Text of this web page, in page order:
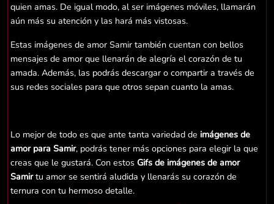
quien amas. De igual modo, al ser imágenes móviles, llamarán
aún más su atención y las hará más vistosas.
Estas imágenes de amor Samir también cuentan con bellos
mensajes de amor que llenarán de alegría el corazón de tu
amada. Además, las podrás descargar o compartir a través de
sus redes sociales para que otros sepan cuanto la amas.
Lo mejor de todo es que ante tanta variedad de imágenes de
amor para Samir, podrás tener más opciones para elegir la que
creas que le gustará. Con estos Gifs de imágenes de amor
Samirtu amor se sentirá aludida y llenarás su corazón de
ternura con tu hermoso detalle.